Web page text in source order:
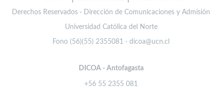
Derechos Reservados · Dirección de Comunicaciones y Admisión
Universidad Católica del Norte
Fono (56)(55) 2355081 · dicoa@ucn.cl
DICOA - Antofagasta
+56 55 2355 081